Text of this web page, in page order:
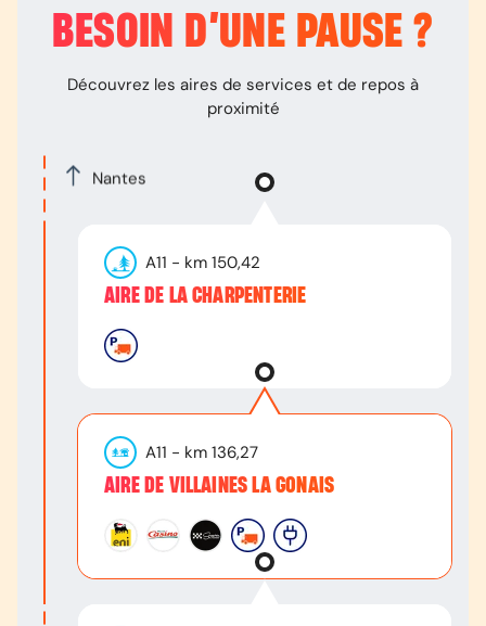
BESOIN D’UNE PAUSE ?
Découvrez les aires de services et de repos à
proximité
Nantes
A11 - km 150,42
AIRE DE LA CHARPENTERIE
A11 - km 136,27
AIRE DE VILLAINES LA GONAIS